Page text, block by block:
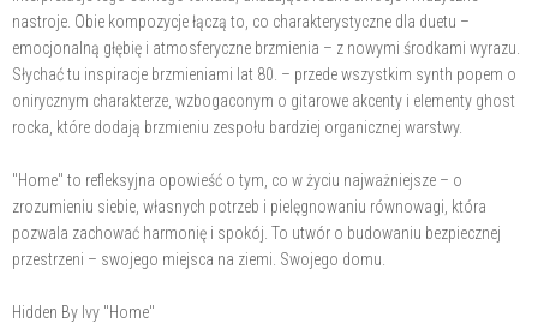
nastroje. Obie kompozycje łączą to, co charakterystyczne dla duetu –
emocjonalną głębię i atmosferyczne brzmienia – z nowymi środkami wyrazu.
Słychać tu inspiracje brzmieniami lat 80. – przede wszystkim synth popem o
onirycznym charakterze, wzbogaconym o gitarowe akcenty i elementy ghost
rocka, które dodają brzmieniu zespołu bardziej organicznej warstwy.
"Home" to refleksyjna opowieść o tym, co w życiu najważniejsze – o
zrozumieniu siebie, własnych potrzeb i pielęgnowaniu równowagi, która
pozwala zachować harmonię i spokój. To utwór o budowaniu bezpiecznej
przestrzeni – swojego miejsca na ziemi. Swojego domu.
Hidden By Ivy "Home"